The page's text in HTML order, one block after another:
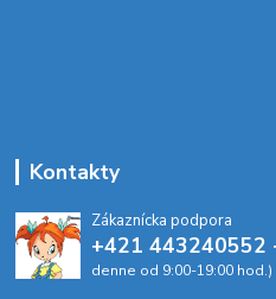
Kontakty
Zákaznícka podpora
+421 443240552
denne od 9:00-19:00 hod.)